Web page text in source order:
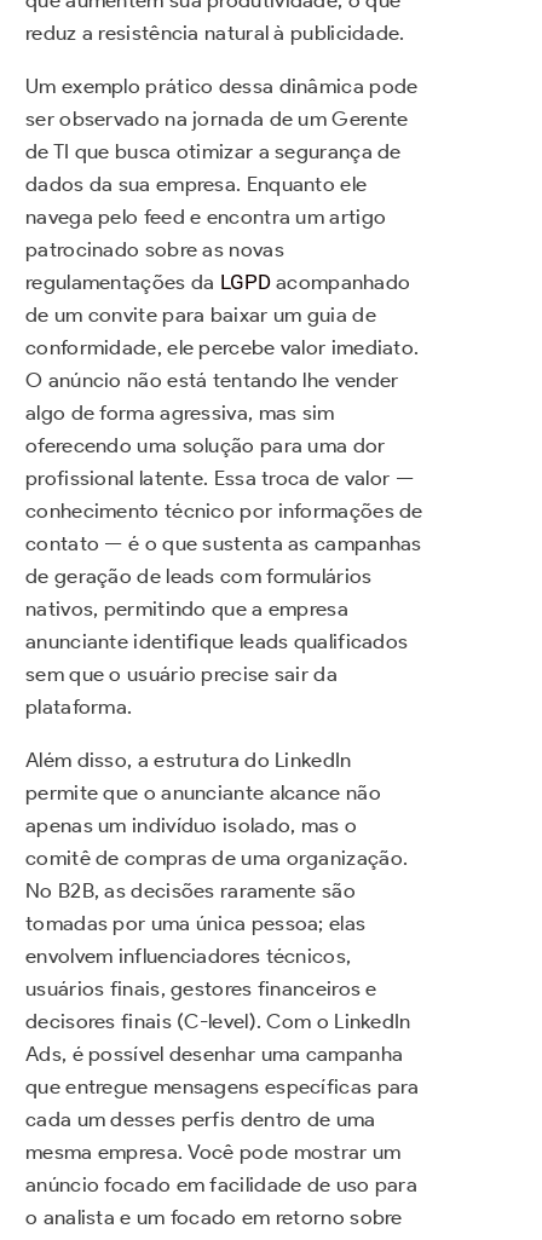
reduz a resistência natural à publicidade.
Um exemplo prático dessa dinâmica pode
ser observado na jornada de um Gerente
de TI que busca otimizar a segurança de
dados da sua empresa. Enquanto ele
navega pelo feed e encontra um artigo
patrocinado sobre as novas
regulamentações da LGPDacompanhado
de um convite para baixar um guia de
conformidade, ele percebe valor imediato.
O anúncio não está tentando lhe vender
algo de forma agressiva, mas sim
oferecendo uma solução para uma dor
profissional latente. Essa troca de valor —
conhecimento técnico por informações de
contato — é o que sustenta as campanhas
de geração de leads com formulários
nativos, permitindo que a empresa
anunciante identifique leads qualificados
sem que o usuário precise sair da
plataforma.
Além disso, a estrutura do LinkedIn
permite que o anunciante alcance não
apenas um indivíduo isolado, mas o
comitê de compras de uma organização.
No B2B, as decisões raramente são
tomadas por uma única pessoa; elas
envolvem influenciadores técnicos,
usuários finais, gestores financeiros e
decisores finais (C-level). Com o LinkedIn
Ads, é possível desenhar uma campanha
que entregue mensagens específicas para
cada um desses perfis dentro de uma
mesma empresa. Você pode mostrar um
anúncio focado em facilidade de uso para
o analista e um focado em retorno sobre